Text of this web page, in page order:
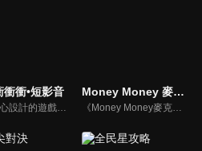
衝衝•短影音
節目精心設計的遊戲內容，包括深受觀眾喜愛並且火紅於各大專院校的【TEMPO系列】，考驗藝人用肢體表達能力以及聯想能力的【你是WORD演】、【會演是英雄】，考驗英文程度的【EAR傳耳ABC】，超簡單、超爆笑的【看你怎麼說】，以及考驗藝人反應、機智以及隊友默契的【不可能的默契】等單元，逗趣又爆笑！
Money Money 麥克瘋
《Money Money麥克瘋》節目強調不比音準、不比音色，也不比外型、外貌、氣質、長相等如何，只強調只要歌詞記得牢，就可以參加比賽。